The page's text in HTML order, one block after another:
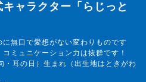
ャラクター「らじっと
に無口で愛想がない変わりものです
ミュニケーション力は抜群です！
・耳の日）生まれ（出生地はときがわ